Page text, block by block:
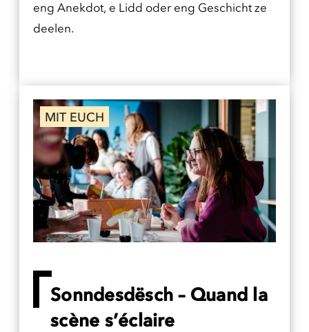
eng Anekdot, e Lidd oder eng Geschicht ze
deelen.
MIT EUCH
Sonndesdësch – Quand la
scène s’éclaire